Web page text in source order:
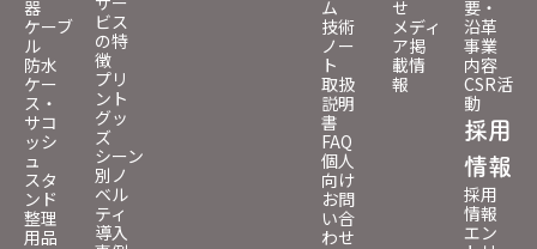
器
ケーブ
ル
防水
ケー
ス・
サコ
ッシ
ュ
スタ
ンド
整理
用品
ビス
の特
徴
プリ
ント
グッ
ズ
シーン
別ノ
ベル
ティ
導入
ム
技術
ノー
ト
取扱
説明
書
FAQ
個人
向け
お問
い合
わせ
せ
メディ
ア掲
載情
報
要・
沿革
事業
内容
CSR活
動
採用
情報
採用
情報
エン